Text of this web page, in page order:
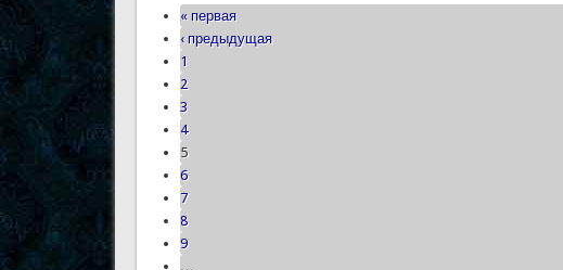
« первая
‹ предыдущая
1
2
3
4
5
6
7
8
9
…